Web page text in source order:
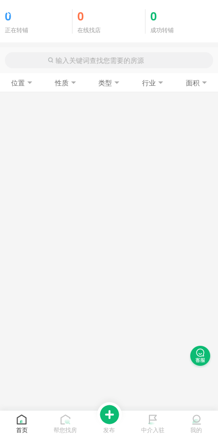
0
正在转铺
0
在线找店
0
成功转铺
位置 性质 类型 行业 面积
首页 帮您找房 发布 中介入驻 我的